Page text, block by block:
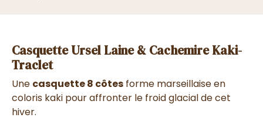
Casquette Ursel Laine & Cachemire Kaki-
Traclet
Une casquette 8 côtes forme marseillaise en
coloris kaki pour affronter le froid glacial de cet
hiver.